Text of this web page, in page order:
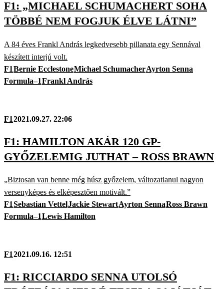
F1: „MICHAEL SCHUMACHERT SOHA
TÖBBÉ NEM FOGJUK ÉLVE LÁTNI”
A 84 éves Frankl András legkedvesebb pillanata egy Sennával
készített interjú volt.
F1Bernie EcclestoneMichael SchumacherAyrton Senna
Formula–1Frankl András
F12021.09.27. 22:06
F1: HAMILTON AKÁR 120 GP-
GYŐZELEMIG JUTHAT – ROSS BRAWN
„Biztosan van benne még húsz győzelem, változatlanul nagyon
versenyképes és elképesztően motivált.”
F1Sebastian VettelJackie StewartAyrton SennaRoss Brawn
Formula–1Lewis Hamilton
F12021.09.16. 12:51
F1: RICCIARDO SENNA UTOLSÓ